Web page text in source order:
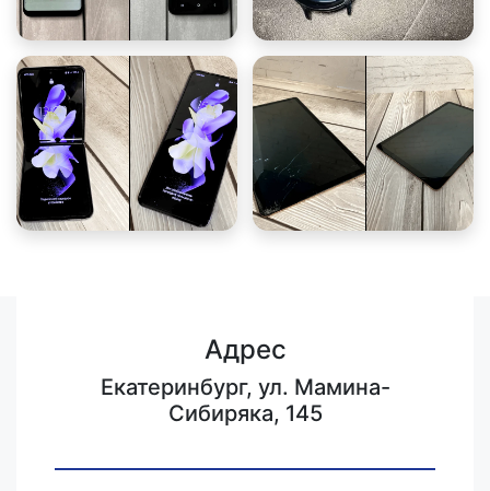
Адрес
Екатеринбург, ул. Мамина-
Сибиряка, 145